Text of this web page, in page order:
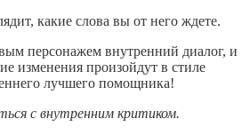
какие слова вы от него ждете.
персонажем внутренний диалог, и
изменения произойдут в стиле
лучшего помощника!
с внутренним критиком.